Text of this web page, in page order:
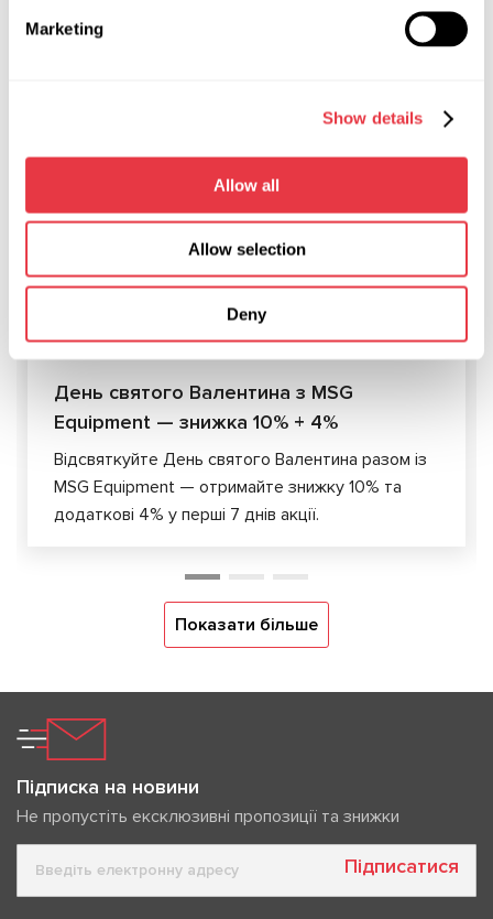
Marketing
Show details
Allow all
Allow selection
Deny
Пропозиція діє обмежений час.
АКТУАЛЬНІ НОВИНИ
АКЦІЇ
День святого Валентина з MSG
Equipment — знижка 10% + 4%
Відсвяткуйте День святого Валентина разом із
MSG Equipment — отримайте знижку 10% та
додаткові 4% у перші 7 днів акції.
Показати більше
Підписка на новини
Не пропустіть ексклюзивні пропозиції та знижки
Підписатися